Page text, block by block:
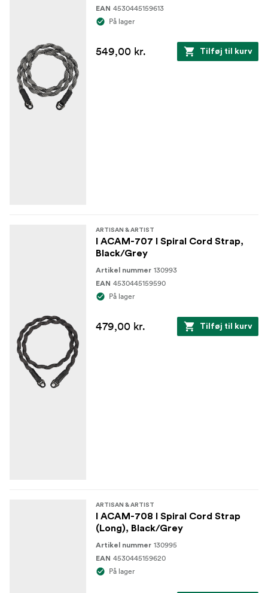
EAN 4530445159613
På lager
549,00 kr. Tilføj til kurv
ARTISAN & ARTIST
I ACAM-707 I Spiral Cord Strap,
Black/Grey
Artikel nummer 130993
EAN 4530445159590
På lager
479,00 kr. Tilføj til kurv
ARTISAN & ARTIST
I ACAM-708 I Spiral Cord Strap
(Long), Black/Grey
Artikel nummer 130995
EAN 4530445159620
På lager